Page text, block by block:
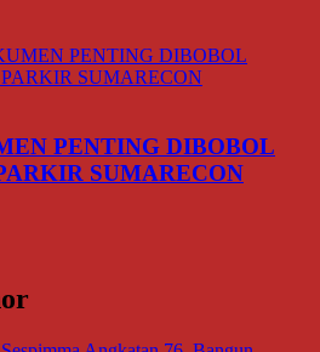
PENTING DIBOBOL
SUMARECON